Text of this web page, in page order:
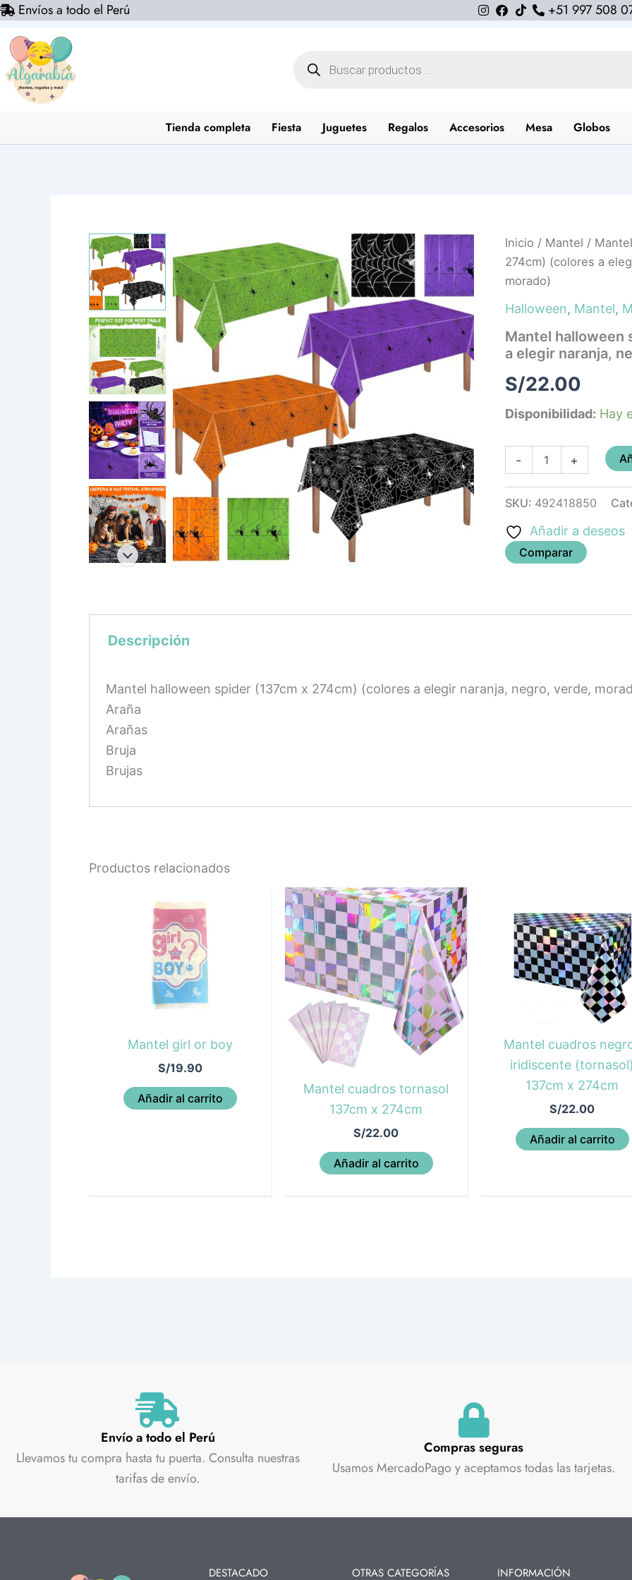
Ir
contenido
Envíos a todo el Perú +51 997 508
productos
Tienda completa Fiesta Juguetes Regalos Accesorios Mesa Globos
Inicio / Mantel /
274cm) (colores a
morado)
Halloween, Mantel,
Mantel halloween
a elegir naranja,
S/22.00
Disponibilidad: Hay
-
Mantel
spider
(137cm
274cm)
a
elegir
negro,
verde,
morado)
cantidad
+
SKU: 492418850
Añadir a deseos
Comparar
Descripción
Mantel halloween spider (137cm x 274cm) (colores a elegir naranja, negro, verde,
Araña
Arañas
Bruja
Brujas
Productos relacionados
Mantel girl or boy
S/19.90
Añadir al carrito
Mantel cuadros tornasol
137cm x 274cm
S/22.00
Añadir al carrito
Mantel cuadros
iridiscente
137cm x 274cm
S/22.00
Añadir al carrito
Envío a todo el Perú
Llevamos tu compra hasta tu puerta. Consulta nuestras
tarifas de envío.
Compras seguras
Usamos MercadoPago y aceptamos todas las tarjetas.
DESTACADO OTRAS CATEGORÍAS INFORMACIÓN